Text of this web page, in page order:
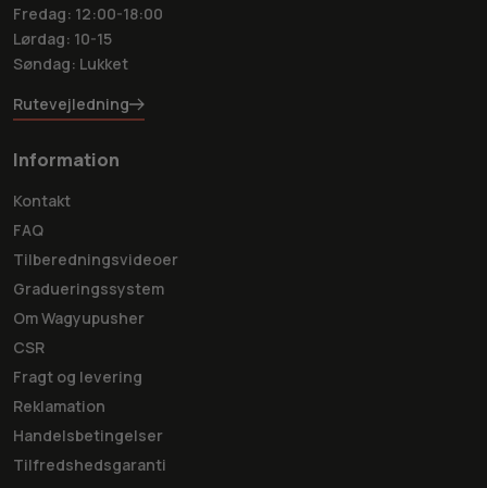
Fredag: 12:00-18:00
Lørdag: 10-15
Søndag: Lukket
Rutevejledning
Information
Kontakt
FAQ
Tilberedningsvideoer
Gradueringssystem
Om Wagyupusher
CSR
Fragt og levering
Reklamation
Handelsbetingelser
Tilfredshedsgaranti